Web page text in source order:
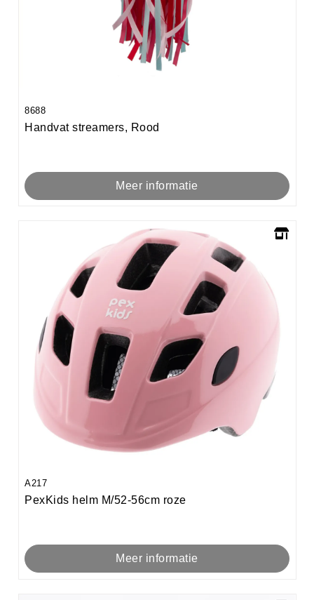
8688
Handvat streamers, Rood
Meer informatie
A217
PexKids helm M/52-56cm roze
Meer informatie